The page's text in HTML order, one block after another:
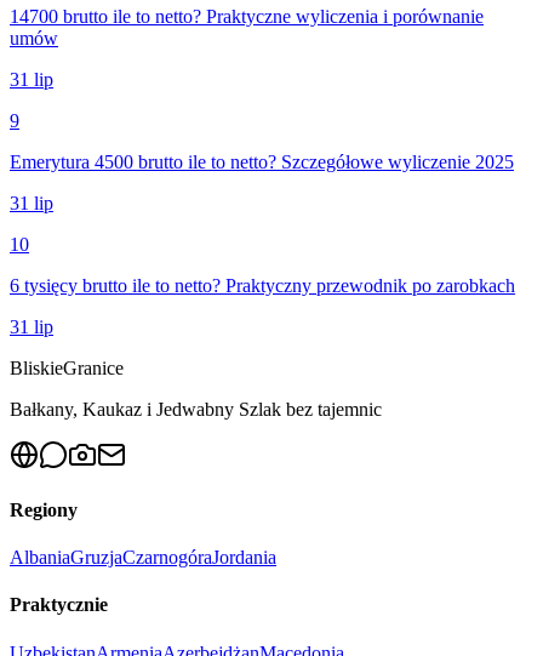
14700 brutto ile to netto? Praktyczne wyliczenia i porównanie
umów
31 lip
9
Emerytura 4500 brutto ile to netto? Szczegółowe wyliczenie 2025
31 lip
10
6 tysięcy brutto ile to netto? Praktyczny przewodnik po zarobkach
31 lip
BliskieGranice
Bałkany, Kaukaz i Jedwabny Szlak bez tajemnic
Regiony
AlbaniaGruzjaCzarnogóraJordania
Praktycznie